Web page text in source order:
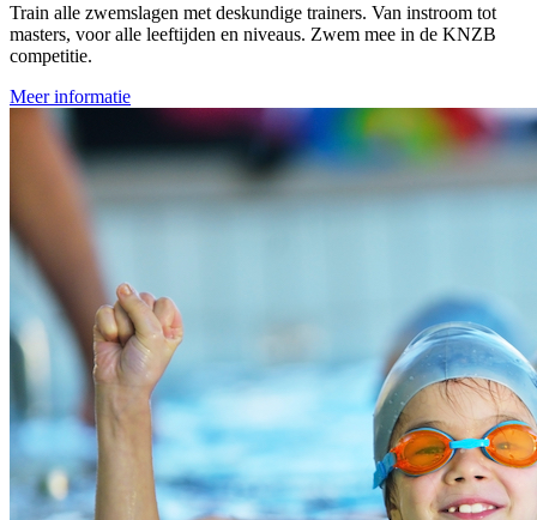
Train alle zwemslagen met deskundige trainers. Van instroom tot
masters, voor alle leeftijden en niveaus. Zwem mee in de KNZB
competitie.
Meer informatie